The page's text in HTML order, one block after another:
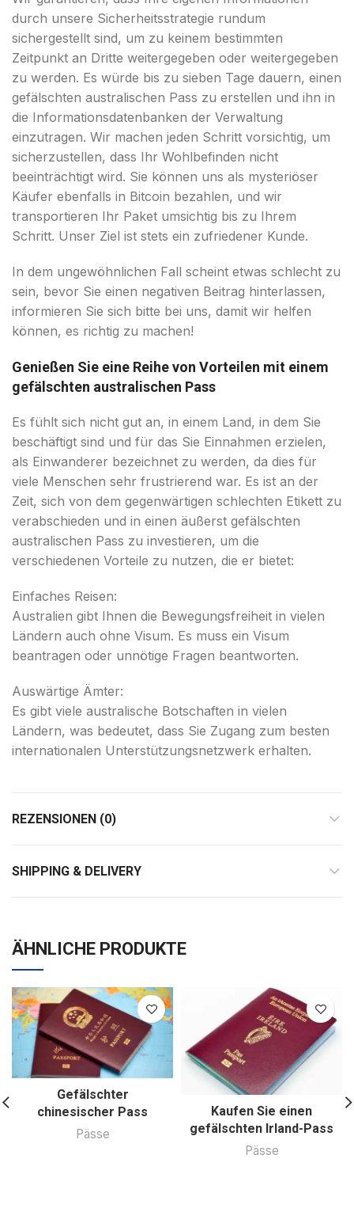
durch unsere Sicherheitsstrategie rundum
sichergestellt sind, um zu keinem bestimmten
Zeitpunkt an Dritte weitergegeben oder weitergegeben
zu werden. Es würde bis zu sieben Tage dauern, einen
gefälschten australischen Pass zu erstellen und ihn in
die Informationsdatenbanken der Verwaltung
einzutragen. Wir machen jeden Schritt vorsichtig, um
sicherzustellen, dass Ihr Wohlbefinden nicht
beeinträchtigt wird. Sie können uns als mysteriöser
Käufer ebenfalls in Bitcoin bezahlen, und wir
transportieren Ihr Paket umsichtig bis zu Ihrem
Schritt. Unser Ziel ist stets ein zufriedener Kunde.
In dem ungewöhnlichen Fall scheint etwas schlecht zu
sein, bevor Sie einen negativen Beitrag hinterlassen,
informieren Sie sich bitte bei uns, damit wir helfen
können, es richtig zu machen!
Genießen Sie eine Reihe von Vorteilen mit einem
gefälschten australischen Pass
Es fühlt sich nicht gut an, in einem Land, in dem Sie
beschäftigt sind und für das Sie Einnahmen erzielen,
als Einwanderer bezeichnet zu werden, da dies für
viele Menschen sehr frustrierend war. Es ist an der
Zeit, sich von dem gegenwärtigen schlechten Etikett zu
verabschieden und in einen äußerst gefälschten
australischen Pass zu investieren, um die
verschiedenen Vorteile zu nutzen, die er bietet:
Einfaches Reisen:
Australien gibt Ihnen die Bewegungsfreiheit in vielen
Ländern auch ohne Visum. Es muss ein Visum
beantragen oder unnötige Fragen beantworten.
Auswärtige Ämter:
Es gibt viele australische Botschaften in vielen
Ländern, was bedeutet, dass Sie Zugang zum besten
internationalen Unterstützungsnetzwerk erhalten.
REZENSIONEN (0)
SHIPPING & DELIVERY
ÄHNLICHE PRODUKTE
Gefälschter
chinesischer Pass
Pässe
Kaufen Sie einen
gefälschten Irland-Pass
Pässe